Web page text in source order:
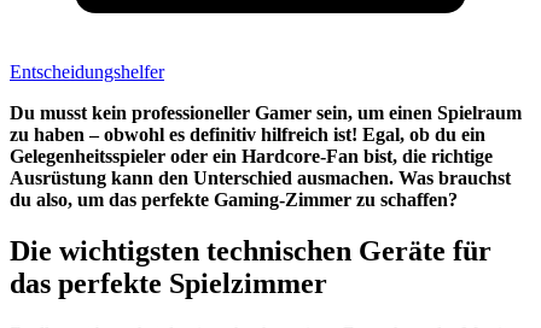
Entscheidungshelfer
Du musst kein professioneller Gamer sein, um einen Spielraum
zu haben – obwohl es definitiv hilfreich ist! Egal, ob du ein
Gelegenheitsspieler oder ein Hardcore-Fan bist, die richtige
Ausrüstung kann den Unterschied ausmachen. Was brauchst
du also, um das perfekte Gaming-Zimmer zu schaffen?
Die wichtigsten technischen Geräte für
das perfekte Spielzimmer